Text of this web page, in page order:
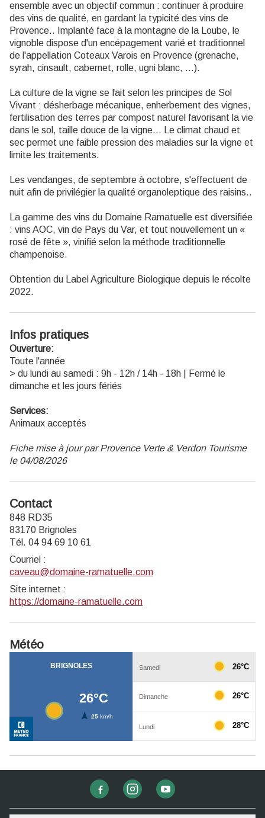
ensemble avec un objectif commun : continuer à produire
des vins de qualité, en gardant la typicité des vins de
Provence.. Implanté face à la montagne de la Loube, le
vignoble dispose d'un encépagement varié et traditionnel
de l'appellation Coteaux Varois en Provence (grenache,
syrah, cinsault, cabernet, rolle, ugni blanc, ...).
La culture de la vigne se fait selon les principes de Sol
Vivant : désherbage mécanique, enherbement des vignes,
fertilisation des terres par compost naturel favorisant la vie
dans le sol, taille douce de la vigne... Le climat chaud et
sec permet une faible pression des maladies sur la vigne et
limite les traitements.
Les vendanges, de septembre à octobre, s'effectuent de
nuit afin de privilégier la qualité organoleptique des raisins..
La gamme des vins du Domaine Ramatuelle est diversifiée
: vins AOC, vin de Pays du Var, et tout nouvellement un «
rosé de fête », vinifié selon la méthode traditionnelle
champenoise.
Obtention du Label Agriculture Biologique depuis le récolte
2022.
Infos pratiques
Ouverture:
Toute l'année
> du lundi au samedi : 9h - 12h / 14h - 18h | Fermé le
dimanche et les jours fériés
Services:
Animaux acceptés
Fiche mise à jour par Provence Verte & Verdon Tourisme
le 04/08/2026
Contact
848 RD35
83170 Brignoles
Tél. 04 94 69 10 61
Courriel :
caveau@domaine-ramatuelle.com
Site internet :
https://domaine-ramatuelle.com
Météo